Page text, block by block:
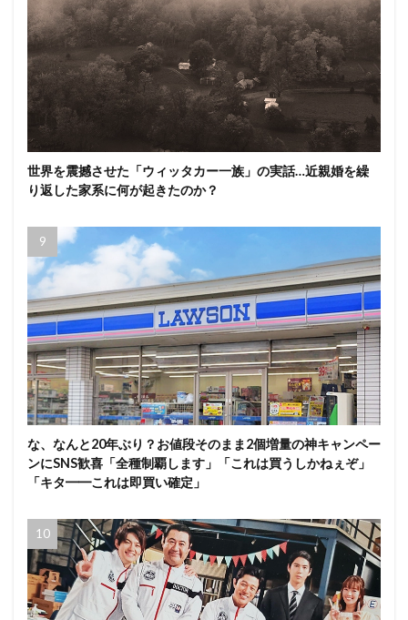
世界を震撼させた「ウィッタカー一族」の実話…近親婚を繰
り返した家系に何が起きたのか？
な、なんと20年ぶり？お値段そのまま2個増量の神キャンペー
ンにSNS歓喜「全種制覇します」「これは買うしかねぇぞ」
「キタ━━これは即買い確定」